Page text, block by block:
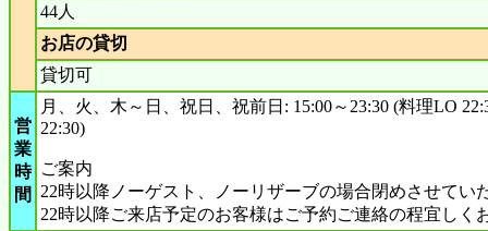
44人
お店の貸切
貸切可
営
業
時
間
月、火、木～日、祝日、祝前日: 15:00～23:30 (料理LO
22:30)
ご案内
22時以降ノーゲスト、ノーリザーブの場合閉めさせてい
22時以降ご来店予定のお客様はご予約ご連絡の程宜しく